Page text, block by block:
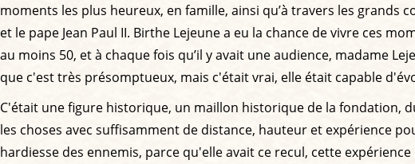
moments les plus heureux, en famille, ainsi qu’à travers les grands
et le pape Jean Paul II. Birthe Lejeune a eu la chance de vivre ces
au moins 50, et à chaque fois qu’il y avait une audience, madame
que c'est très présomptueux, mais c'était vrai, elle était capable
C'était une figure historique, un maillon historique de la fondation,
les choses avec suffisamment de distance, hauteur et expérience
hardiesse des ennemis, parce qu'elle avait ce recul, cette